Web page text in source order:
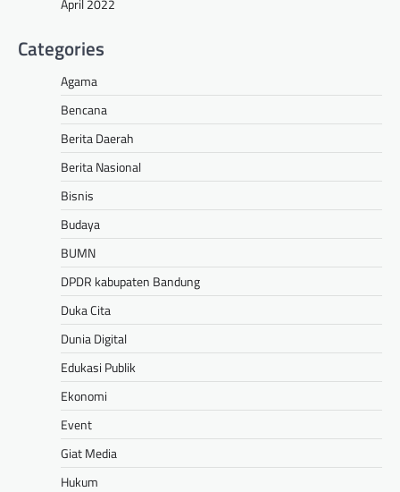
Categories
Agama
Bencana
Berita Daerah
Berita Nasional
Bisnis
Budaya
BUMN
DPDR kabupaten Bandung
Duka Cita
Dunia Digital
Edukasi Publik
Ekonomi
Event
Giat Media
Hukum